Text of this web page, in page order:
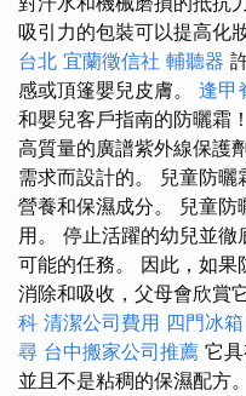
吸引力的包裝可以提高化
台北 宜蘭徵信社 輔聽器
感或頂篷嬰兒皮膚。 逢甲
和嬰兒客戶指南的防曬霜
高質量的廣譜紫外線保護
需求而設計的。 兒童防
營養和保濕成分。 兒童
用。 停止活躍的幼兒並
可能的任務。 因此，如
消除和吸收，父母會欣賞
科 清潔公司費用 四門冰箱
尋 台中搬家公司推薦 它
並且不是粘稠的保濕配方。